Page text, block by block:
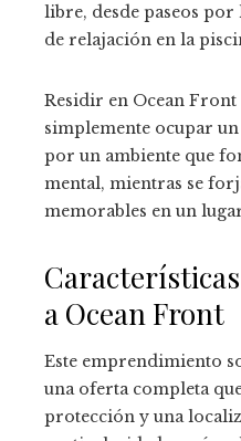
libre, desde paseos por
de relajación en la
Residir en Ocean
simplemente ocupar
por un ambiente que
mental, mientras se
memorables en un
a Ocean Front
Este emprendimiento
una oferta completa
protección y una